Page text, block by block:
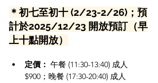
＊初七至初十 (2/23-2/26)；預
計於2025/12/23 開放預訂 （早
上十點開放）
定價： 午餐 (11:30-13:40) 成人
$900；晚餐 (17:30-20:40) 成人